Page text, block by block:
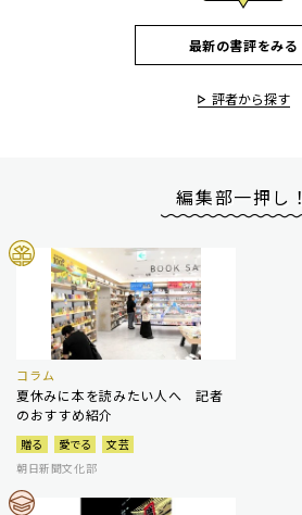
最新の書評をみる
評者から探す
編集部一押し！
コラム
夏休みに本を読みたい人へ 記者
のおすすめ紹介
贈る 愛でる
文芸
朝日新聞文化部